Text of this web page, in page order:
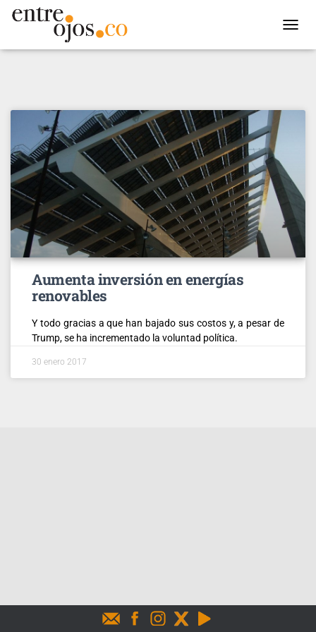
Aumenta inversión en energías
renovables
Y todo gracias a que han bajado sus costos y, a pesar de
Trump, se ha incrementado la voluntad política.
30 enero 2017